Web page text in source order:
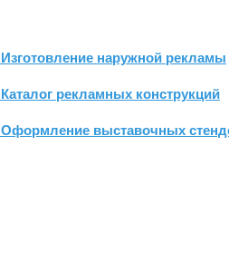
Изготовление наружной рекламы
Каталог рекламных конструкций
Оформление выставочных